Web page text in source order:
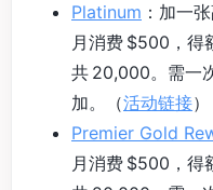
Platinum ：加一
月消费 $500，得
共 20,000。需一
加。（活动链接）
Premier Gold
月消费 $500，得